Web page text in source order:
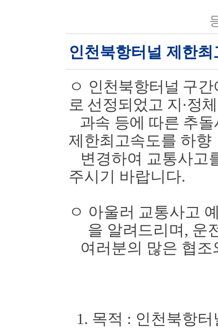
인천북항터널 제한
ㅇ 인천북항터널 구간
로 선정되었고 지 ·정체
과속 등에 따른 추
제한최고속도를 하향
변경하여 교통사고
주시기 바랍니다.
ㅇ 아울러 교통사고
을 알려드리며 , 운
여러분의 많은 협
1. 목적 : 인천북항